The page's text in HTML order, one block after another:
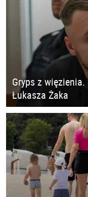
Gryps z
Łukasza Żaka